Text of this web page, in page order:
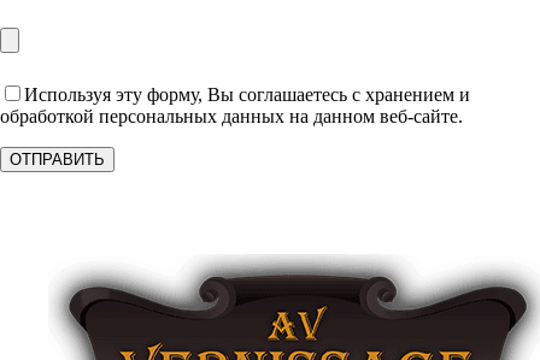
Используя эту форму, Вы соглашаетесь с хранением и
обработкой персональных данных на данном веб-сайте.